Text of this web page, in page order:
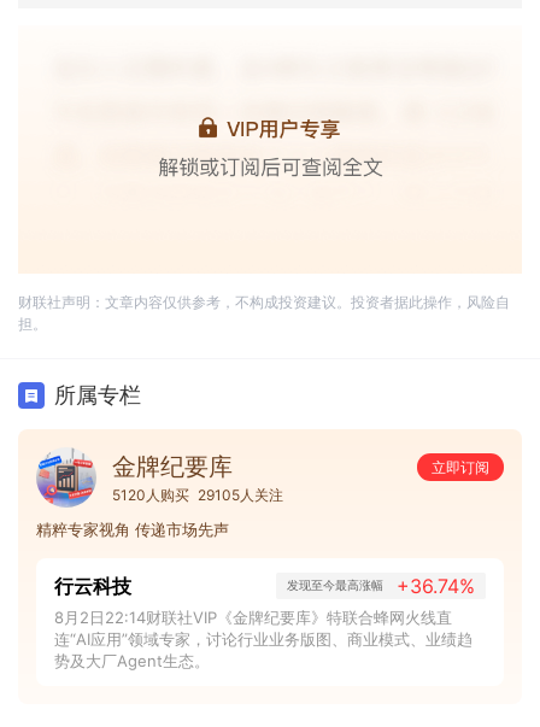
财联社声明：文章内容仅供参考，不构成投资建议。投资者据此操作，风险自
担。
所属专栏
金牌纪要库
立即订阅
5120人购买 29105人关注
精粹专家视角 传递市场先声
行云科技 发现至今最高涨幅 +36.74%
8月2日22:14财联社VIP《金牌纪要库》特联合蜂网火线直
连“AI应用”领域专家，讨论行业业务版图、商业模式、业绩趋
势及大厂Agent生态。